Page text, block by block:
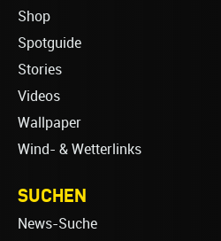
Shop
Spotguide
Stories
Videos
Wallpaper
Wind- & Wetterlinks
SUCHEN
News-Suche